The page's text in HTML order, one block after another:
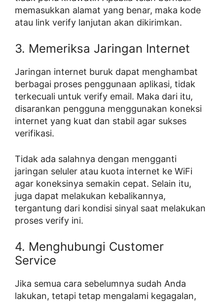
memasukkan alamat yang benar, maka kode
atau link verify lanjutan akan dikirimkan.
3. Memeriksa Jaringan Internet
Jaringan internet buruk dapat menghambat
berbagai proses penggunaan aplikasi, tidak
terkecuali untuk verify email. Maka dari itu,
disarankan pengguna menggunakan koneksi
internet yang kuat dan stabil agar sukses
verifikasi.
Tidak ada salahnya dengan mengganti
jaringan seluler atau kuota internet ke WiFi
agar koneksinya semakin cepat. Selain itu,
juga dapat melakukan kebalikannya,
tergantung dari kondisi sinyal saat melakukan
proses verify ini.
4. Menghubungi Customer
Service
Jika semua cara sebelumnya sudah Anda
lakukan, tetapi tetap mengalami kegagalan,